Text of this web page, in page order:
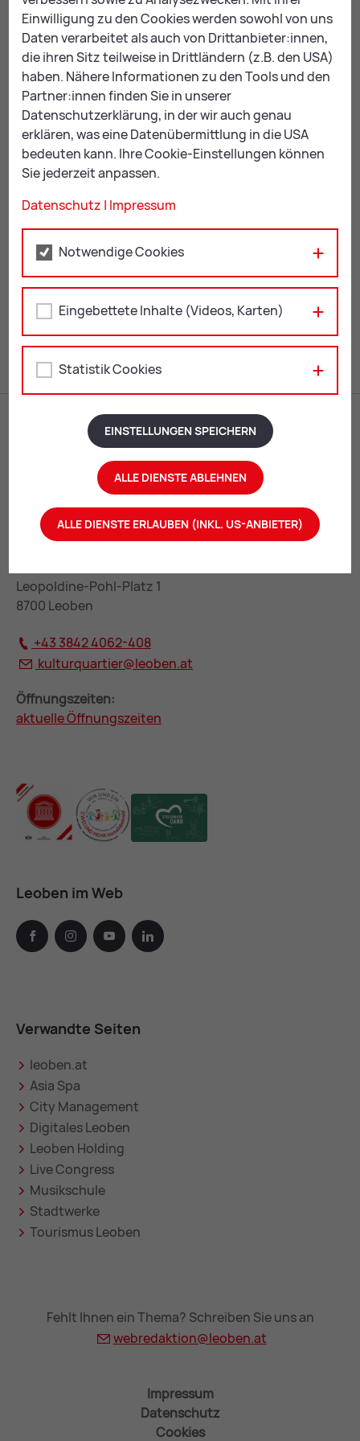
Ein­tritt Frei
Kon­takt
KulturQuartier Leoben
+43 3842 4062-408
kul­tur­quar­tier@leo­ben.at
Web­site Kul­tur­Quar­tier Leo­ben
Mail Print
Leopoldine-Pohl-Platz 1
8700 Leoben
+43 3842 4062-408
kulturquartier@leoben.at
Öffnungszeiten:
aktuelle Öffnungszeiten
Leoben im Web
facebook instagramyoutube linkedin
Verwandte Seiten
leoben.at
Asia Spa
City Management
Digitales Leoben
Leoben Holding
Live Congress
Musikschule
Stadtwerke
Tourismus Leoben
Fehlt Ihnen ein Thema? Schreiben Sie uns an
webredaktion@leoben.at
Impressum
Datenschutz
Cookies
Einwilligung zu den Cookies werden sowohl von uns
Daten verarbeitet als auch von Drittanbieter:innen,
die ihren Sitz teilweise in Drittländern (z.B. den USA)
haben. Nähere Informationen zu den Tools und den
Partner:innen finden Sie in unserer
Datenschutzerklärung, in der wir auch genau
erklären, was eine Datenübermittlung in die USA
bedeuten kann. Ihre Cookie-Einstellungen können
Sie jederzeit anpassen.
Datenschutz | Impressum
Notwendige Cookies
Eingebettete Inhalte (Videos, Karten)
Statistik Cookies
EINSTELLUNGEN SPEICHERN
ALLE DIENSTE ABLEHNEN
ALLE DIENSTE ERLAUBEN (INKL. US-ANBIETER)